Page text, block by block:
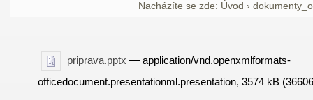
Nacházíte se zde: Úvod ›
priprava.pptx— application/vnd.openxmlformats-
officedocument.presentationml.presentation, 3574 kB